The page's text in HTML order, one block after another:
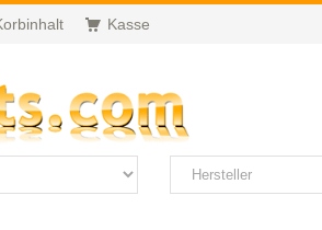
Kasse